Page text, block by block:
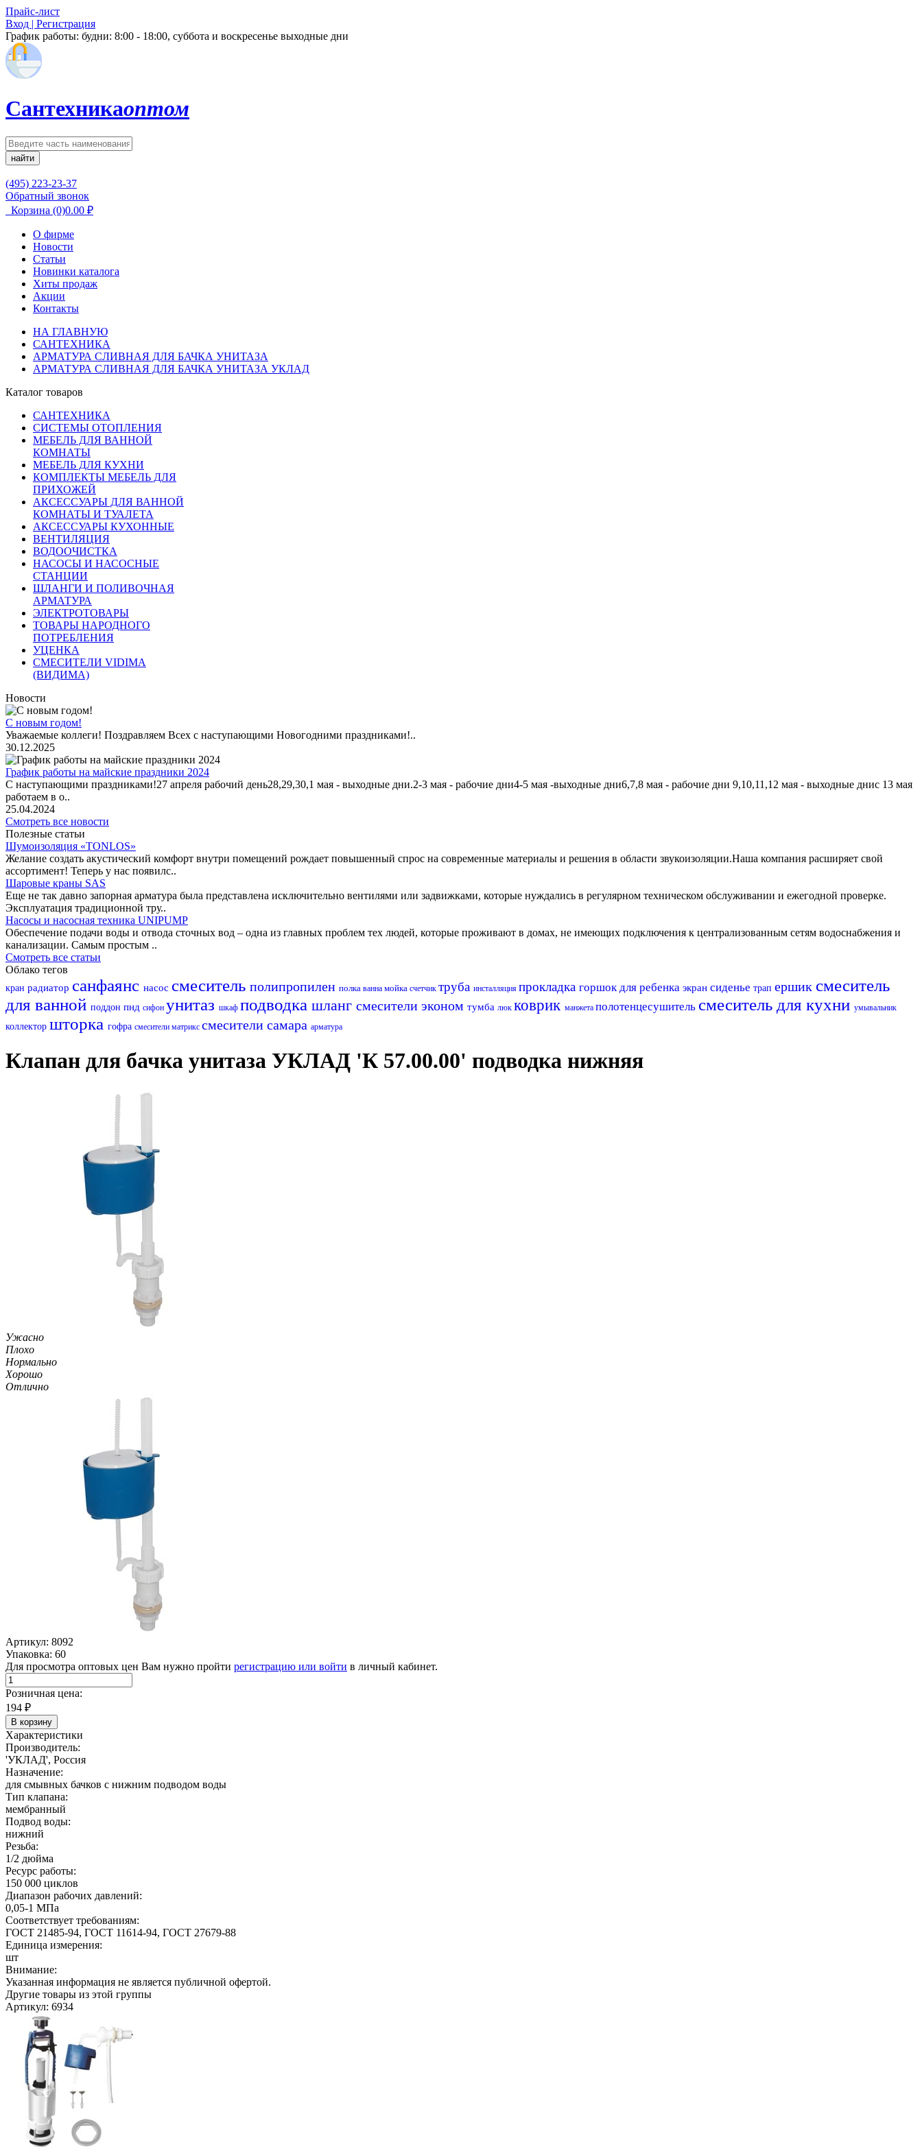
Прайс-лист
Вход | Регистрация
График работы: будни: 8:00 - 18:00, суббота и воскресенье выходные дни
Сантехникаоптом
найти
(495) 223-23-37
Обратный звонок
Корзина (0)0.00 ₽
О фирме
Новости
Статьи
Новинки каталога
Хиты продаж
Акции
Контакты
НА ГЛАВНУЮ
САНТЕХНИКА
АРМАТУРА СЛИВНАЯ ДЛЯ БАЧКА УНИТАЗА
АРМАТУРА СЛИВНАЯ ДЛЯ БАЧКА УНИТАЗА УКЛАД
Каталог товаров
САНТЕХНИКА
СИСТЕМЫ ОТОПЛЕНИЯ
МЕБЕЛЬ ДЛЯ ВАННОЙ
КОМНАТЫ
МЕБЕЛЬ ДЛЯ КУХНИ
КОМПЛЕКТЫ МЕБЕЛЬ ДЛЯ
ПРИХОЖЕЙ
АКСЕССУАРЫ ДЛЯ ВАННОЙ
КОМНАТЫ И ТУАЛЕТА
АКСЕССУАРЫ КУХОННЫЕ
ВЕНТИЛЯЦИЯ
ВОДООЧИСТКА
НАСОСЫ И НАСОСНЫЕ
СТАНЦИИ
ШЛАНГИ И ПОЛИВОЧНАЯ
АРМАТУРА
ЭЛЕКТРОТОВАРЫ
ТОВАРЫ НАРОДНОГО
ПОТРЕБЛЕНИЯ
УЦЕНКА
СМЕСИТЕЛИ VIDIMA
(ВИДИМА)
Новости
С новым годом!
Уважаемые коллеги! Поздравляем Всех с наступающими Новогодними праздниками!..
30.12.2025
График работы на майские праздники 2024
С наступающими праздниками!27 апреля рабочий день28,29,30,1 мая - выходные дни.2-3 мая - рабочие дни4-5 мая -выходные дни6,7,8 мая - рабочие дни 9,10,11,12 мая - выходные днис 13 мая
работаем в о..
25.04.2024
Смотреть все новости
Полезные статьи
Шумоизоляция «TONLOS»
Желание создать акустический комфорт внутри помещений рождает повышенный спрос на современные материалы и решения в области звукоизоляции.Наша компания расширяет свой
ассортимент! Теперь у нас появилс..
Шаровые краны SAS
Еще не так давно запорная арматура была представлена исключительно вентилями или задвижками, которые нуждались в регулярном техническом обслуживании и ежегодной проверке.
Эксплуатация традиционной тру..
Насосы и насосная техника UNIPUMP
Обеспечение подачи воды и отвода сточных вод – одна из главных проблем тех людей, которые проживают в домах, не имеющих подключения к централизованным сетям водоснабжения и
канализации. Самым простым ..
Смотреть все статьи
Облако тегов
кран радиатор санфаянс насос смеситель полипропилен полка ванна мойка счетчик труба инсталляция прокладка горшок для ребенка экран сиденье трап ершик смеситель
для ванной поддон пнд сифон унитаз шкаф подводка шланг смесители эконом тумба люк коврик манжета полотенцесушитель смеситель для кухни умывальник
коллектор шторка гофра смесители матрикс смесители самара арматура
Клапан для бачка унитаза УКЛАД 'К 57.00.00' подводка нижняя
Ужасно
Плохо
Нормально
Хорошо
Отлично
Артикул: 8092
Упаковка: 60
Для просмотра оптовых цен Вам нужно пройти регистрацию или войти в личный кабинет.
Розничная цена:
194 ₽
В корзину
Характеристики
Производитель:
'УКЛАД', Россия
Назначение:
для смывных бачков с нижним подводом воды
Тип клапана:
мембранный
Подвод воды:
нижний
Резьба:
1/2 дюйма
Ресурс работы:
150 000 циклов
Диапазон рабочих давлений:
0,05-1 МПа
Соответствует требованиям:
ГОСТ 21485-94, ГОСТ 11614-94, ГОСТ 27679-88
Единица измерения:
шт
Внимание:
Указанная информация не является публичной офертой.
Другие товары из этой группы
Артикул: 6934